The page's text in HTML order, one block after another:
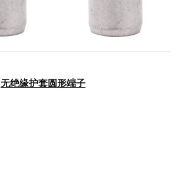
无绝缘护套圆形端子